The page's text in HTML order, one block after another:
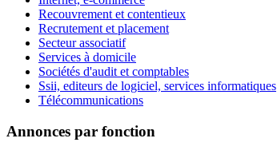
Recouvrement et contentieux
Recrutement et placement
Secteur associatif
Services à domicile
Sociétés d'audit et comptables
Ssii, editeurs de logiciel, services informatiques
Télécommunications
Annonces par fonction